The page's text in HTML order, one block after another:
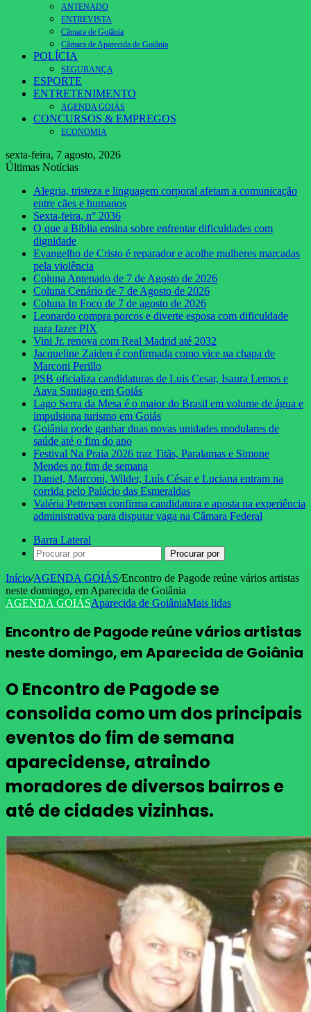
ANTENADO
ENTREVISTA
Câmara de Goiânia
Câmara de Aparecida de Goiânia
POLÍCIA
SEGURANÇA
ESPORTE
ENTRETENIMENTO
AGENDA GOIÁS
CONCURSOS & EMPREGOS
ECONOMIA
sexta-feira, 7 agosto, 2026
Últimas Notícias
Alegria, tristeza e linguagem corporal afetam a comunicação
entre cães e humanos
Sexta-feira, n° 2036
O que a Bíblia ensina sobre enfrentar dificuldades com
dignidade
Evangelho de Cristo é reparador e acolhe mulheres marcadas
pela violência
Coluna Antenado de 7 de Agosto de 2026
Coluna Cenário de 7 de Agosto de 2026
Coluna In Foco de 7 de agosto de 2026
Leonardo compra porcos e diverte esposa com dificuldade
para fazer PIX
Vini Jr. renova com Real Madrid até 2032
Jacqueline Zaiden é confirmada como vice na chapa de
Marconi Perillo
PSB oficializa candidaturas de Luis Cesar, Isaura Lemos e
Aava Santiago em Goiás
Lago Serra da Mesa é o maior do Brasil em volume de água e
impulsiona turismo em Goiás
Goiânia pode ganhar duas novas unidades modulares de
saúde até o fim do ano
Festival Na Praia 2026 traz Titãs, Paralamas e Simone
Mendes no fim de semana
Daniel, Marconi, Wilder, Luís César e Luciana entram na
corrida pelo Palácio das Esmeraldas
Valéria Pettersen confirma candidatura e aposta na experiência
administrativa para disputar vaga na Câmara Federal
Barra Lateral
Procurar por
Início/AGENDA GOIÁS/Encontro de Pagode reúne vários artistas
neste domingo, em Aparecida de Goiânia
AGENDA GOIÁSAparecida de GoiâniaMais lidas
Encontro de Pagode reúne vários artistas
neste domingo, em Aparecida de Goiânia
O Encontro de Pagode se
consolida como um dos principais
eventos do fim de semana
aparecidense, atraindo
moradores de diversos bairros e
até de cidades vizinhas.